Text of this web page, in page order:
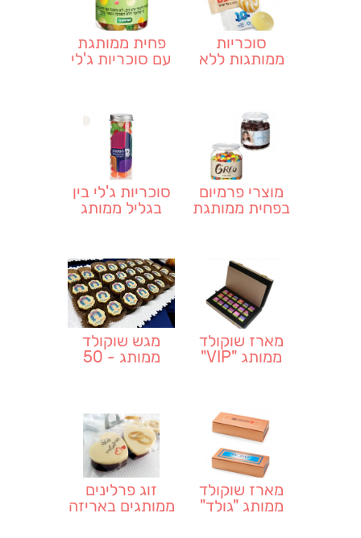
סוכריות
ממותגות ללא
פחית ממותגת
עם סוכריות ג'לי
מוצרי פרמיום
בפחית ממותגת
סוכריות ג'לי בין
בגליל ממותג
מארז שוקולד
ממותג "VIP"
מגש שוקולד
ממותג - 50
מארז שוקולד
ממותג "גולד"
זוג פרלינים
ממותגים באריזה